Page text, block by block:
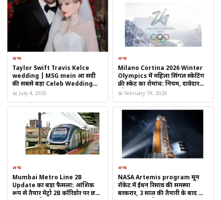
भारत में सोने और चांदी की कीमतें| Gold Rate Record
High
भारत में भी सोने और चांदी की कीमतों में उछाल देखने को मिल रहा है।
अनुमानित कीमतें इस प्रकार हैं:
10 ग्राम सोना:₹56,000 – ₹58,000
1 किलो चांदी:₹70,000 – ₹72,000
भारत में सोने की बढ़ती कीमतों का असर आभूषण उद्योग और निवेशकों पर भी
पड़ा है। निवेशक इस तेजी का फायदा लेने के लिए ताबड़तोड़ खरीदारी कर रहे
विशेषज्ञों की राय
अन्य
Taylor Swift Travis Kelce
wedding | MSG mein हुआ सदी
की सबसे बड़ा Celeb Wedding
2026
📅 July 4, 2026
अन्य
Milano Cortina 2026 Winter
Olympics में महिला सिंगल स्केटिंग
फ्री स्केट का रोमांच: नियम, दावेदार
और पूरा शेड्यूल जानें
📅 February 19, 2026
अन्य
Mumbai Metro Line 2B
Update का बड़ा फैसला: आंशिक
रूप से तैयार मेट्रो 2B कॉरिडोर पर छठे
अन्य
NASA Artemis program मून
रॉकेट में ईंधन रिसाव की समस्या
बरकरार, 3 साल की तैयारी के बाद भी